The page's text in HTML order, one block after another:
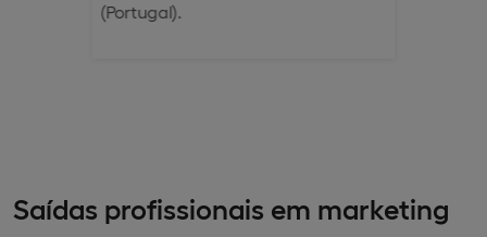
(Portugal).
Saídas profissionais em marketing